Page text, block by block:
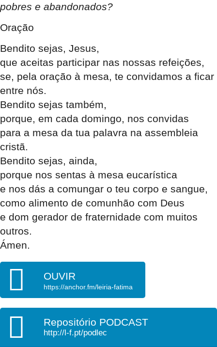
pobres e abandonados?
Oração
Bendito sejas, Jesus,
que aceitas participar nas nossas refeições,
se, pela oração à mesa, te convidamos a ficar
entre nós.
Bendito sejas também,
porque, em cada domingo, nos convidas
para a mesa da tua palavra na assembleia
cristã.
Bendito sejas, ainda,
porque nos sentas à mesa eucarística
e nos dás a comungar o teu corpo e sangue,
como alimento de comunhão com Deus
e dom gerador de fraternidade com muitos
outros.
Ámen.
OUVIR
https://anchor.fm/leiria-fatima
Repositório PODCAST
http://l-f.pt/podlec